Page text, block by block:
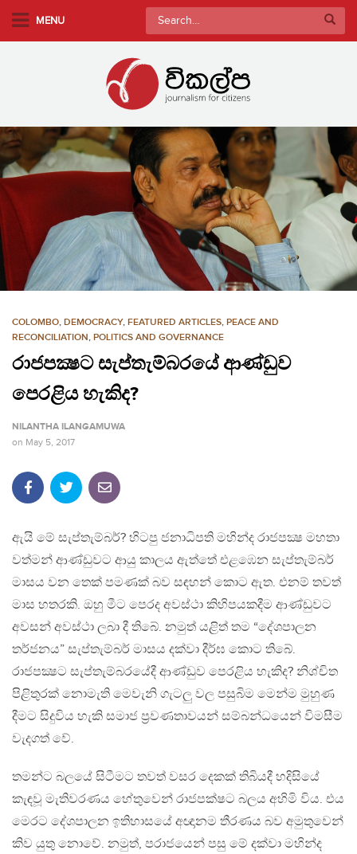
m
a
n
c
o
n
e
MENU
Search
for:
COLOMBO, DEMOCRACY, FEATURED ARTICLES, PEACE AND
RECONCILIATION, POLITICS AND GOVERNANCE
රාජපක්‍ෂට සැප්තැම්බරයේ ආණ්ඩුව
පෙරළිය හැකිද?
NILANTHA ILANGAMUWA
on May 5, 2017
ඇයි මේ සැප්තැම්බර්? හිටපු ජනාධිපති මහින්ද රාජපක්‍ෂ මහතා
වත්මන් ආණ්ඩුවට ආයු කාලය ඇත්තේ එළඹෙන සැප්තැම්බර්
මාසය වන තෙක් පමණක් බව සඳහන් කොට ඇත. එනම් තවත්
මාස හතරකි. ඔහු මීට පෙරද අවස්ථා කිහිපයකදීම ආණ්ඩුවට
අවසන් අවස්ථා ලබා දී තිබේ. නමුත් යළිත් තම “දේශපාලන
තර්ජනය” සැප්තැම්බර් මාසය දක්වා දීර්ඝ කොට තිබේ.
රාජපක්‍ෂට සැප්තැම්බරයේදී ආණ්ඩුව පෙරළිය හැකිද? නිශ්චිත
පිළිතුරක් නොමැති මෙවැනි ගැටලු වල පසුබිම මෙන්ම මුහුණ
දීමට සිදුවිය හැකි සමාජ ප්‍රවණතාවයන් සම්බන්ධයෙන් විමසීම
වැදගත් වේ.
තමන්ට බලයේ සිටීමට තවත් වසර දෙකක් තිබියදී හදිසියේ
කැඳවූ මැතිවරණය හේතුවෙන් රාජපක්ෂට බලය අහිමි විය. එය
මෙරට දේශපාලන ඉතිහාසයේ අඥානම තීරණය බව අමුතුවෙන්
කිව යුතු නොවේ. නමුත්, පරාජයෙන් පසු මේ දක්වා මහින්ද